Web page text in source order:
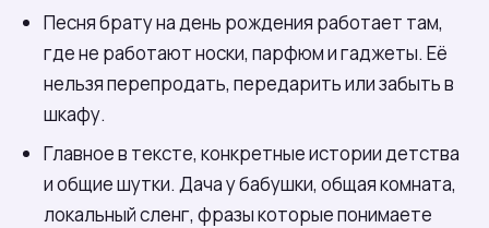
Песня брату на день рождения работает там,
где не работают носки, парфюм и гаджеты. Её
нельзя перепродать, передарить или забыть в
шкафу.
Главное в тексте, конкретные истории детства
и общие шутки. Дача у бабушки, общая комната,
локальный сленг, фразы которые понимаете